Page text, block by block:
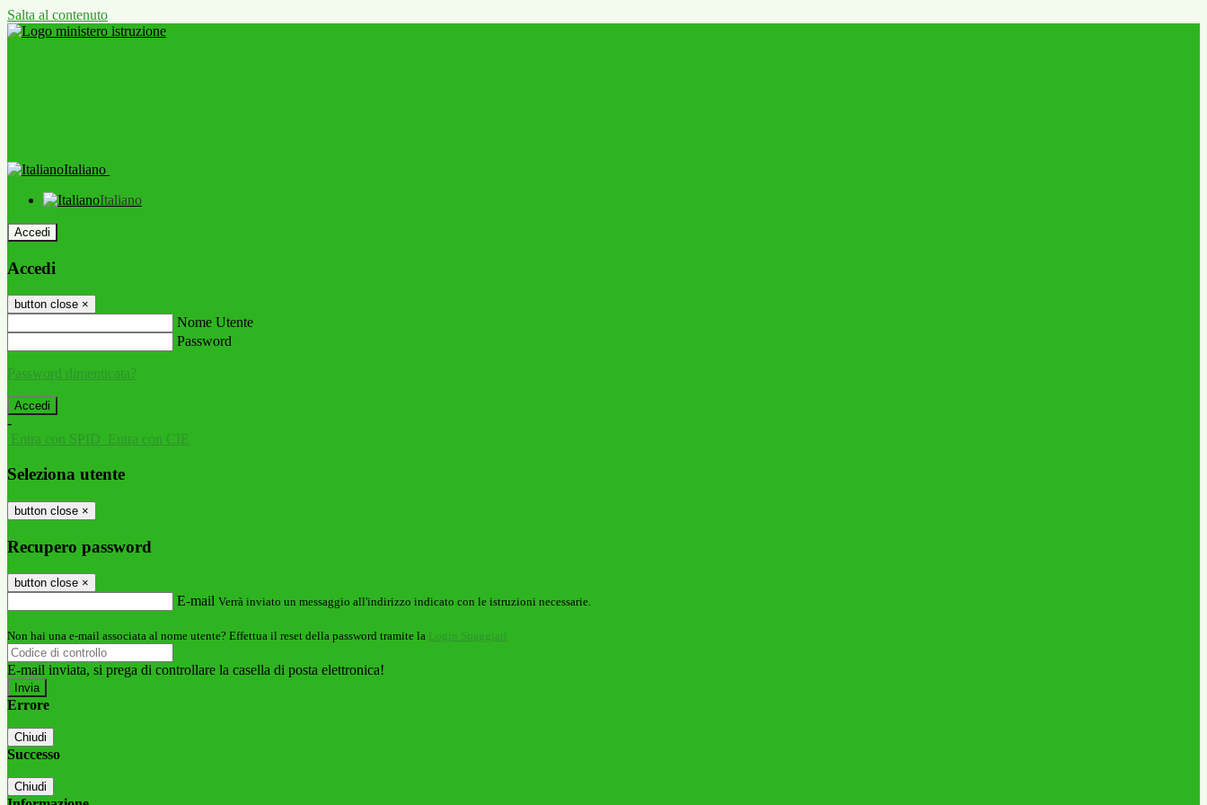
Salta al contenuto
Italiano
Italiano
Accedi
Accedi
button close ×
Nome Utente
Password
Password dimenticata?
-
Entra con SPID Entra con CIE
Seleziona utente
button close ×
Recupero password
button close ×
E-mail Verrà inviato un messaggio all'indirizzo indicato con le istruzioni necessarie.
Non hai una e-mail associata al nome utente? Effettua il reset della password tramite la Login Spaggiari
E-mail inviata, si prega di controllare la casella di posta elettronica!
Errore
Chiudi
Successo
Chiudi